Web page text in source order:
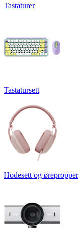
Tastaturer
Tastatursett
Hodesett og ørepropper